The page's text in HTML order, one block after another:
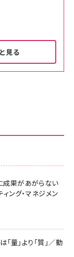
見る
No.2500増刊
ンタメの矜持／
No.2502[2026
株式投資
年 KLMEA128G
17 用 保護フィ
(6.3インチ) 対応
年 KLMEA128G
ロゴ - クラ
C & USB-C
ナイトブラック)
成果があがらない
ング・マネジメン
量」より「質」／動